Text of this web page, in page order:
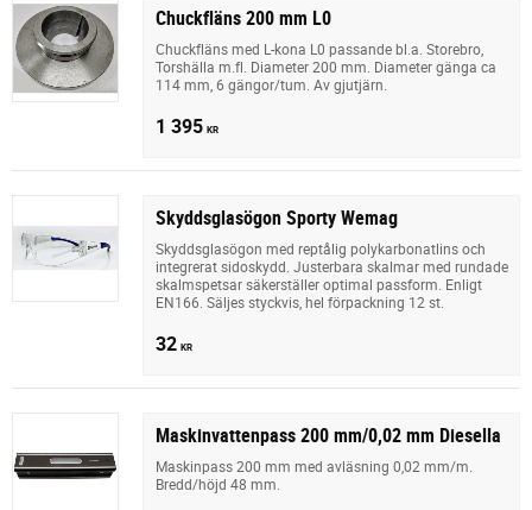
Chuckfläns 200 mm L0
Chuckfläns med L-kona L0 passande bl.a. Storebro,
Torshälla m.fl. Diameter 200 mm. Diameter gänga ca
114 mm, 6 gängor/tum. Av gjutjärn.
1 395 KR
Skyddsglasögon Sporty Wemag
Skyddsglasögon med reptålig polykarbonatlins och
integrerat sidoskydd. Justerbara skalmar med rundade
skalmspetsar säkerställer optimal passform. Enligt
EN166. Säljes styckvis, hel förpackning 12 st.
32 KR
Maskinvattenpass 200 mm/0,02 mm Diesella
Maskinpass 200 mm med avläsning 0,02 mm/m.
Bredd/höjd 48 mm.